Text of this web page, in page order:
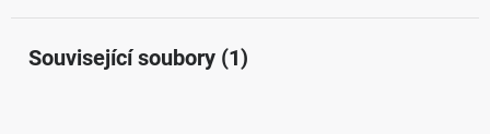
Související soubory (1)